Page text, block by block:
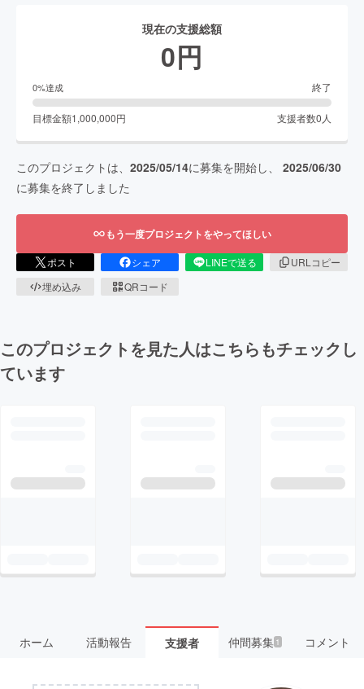
現在の支援総額
0円
0%達成 終了
目標金額1,000,000円 支援者数0 人
このプロジェクトは、 2025/05/14に募集を開始し、 2025/06/30
に募集を終了しました
もう一度プロジェクトをやってほしい
ポスト シェア LINEで送る
URLコピー
埋め込み
QRコード
このプロジェクトを見た人はこちらもチェックし
ています
ホーム 活動報告 支援者 仲間募集 1 コメント